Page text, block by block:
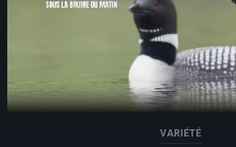
VARIÉTÉ